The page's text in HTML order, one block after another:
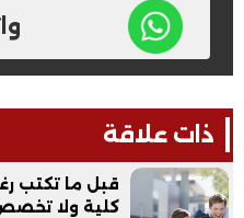
ذات علاقة
قبل ما تكتب
كلية ولا